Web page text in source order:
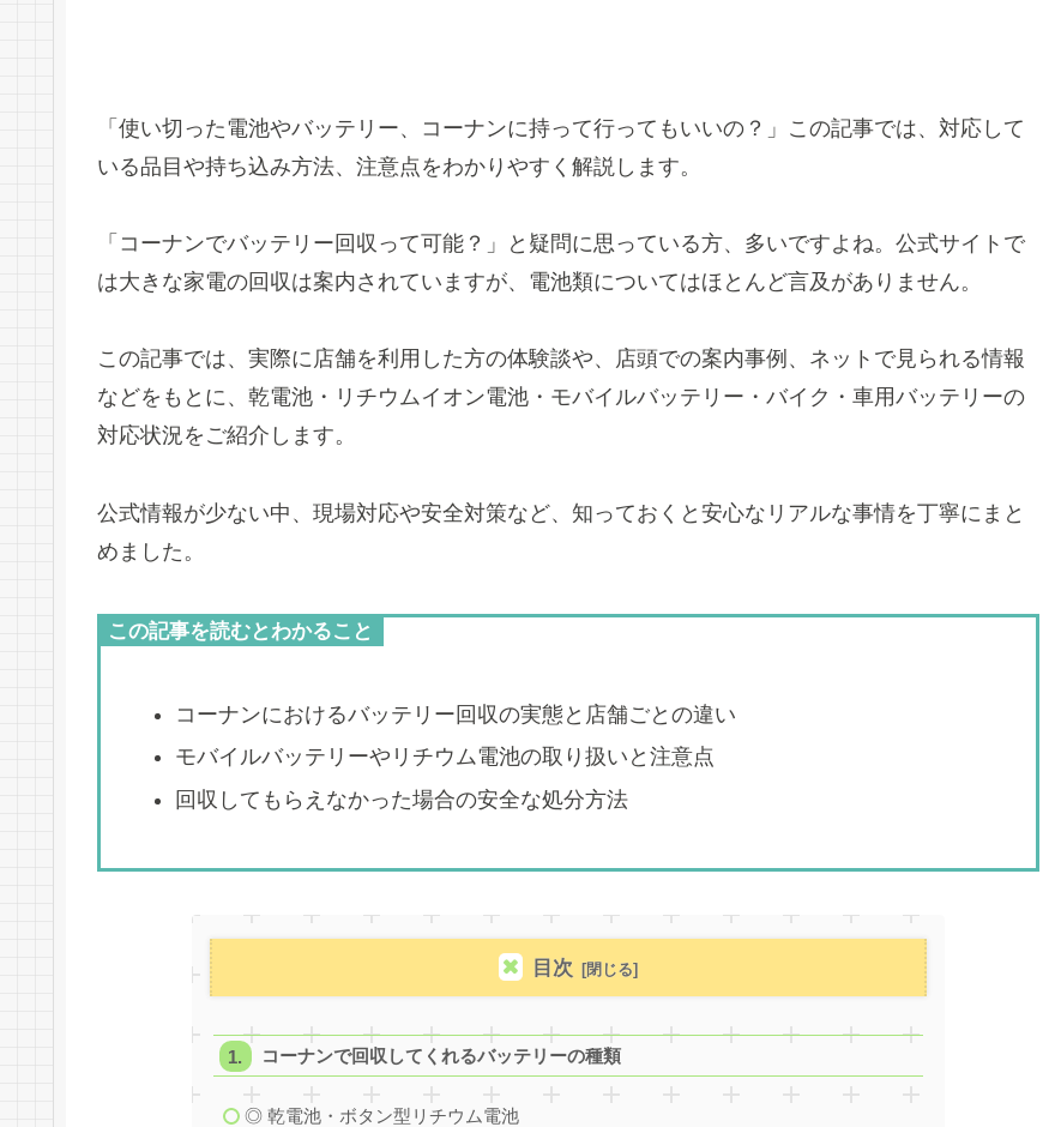
「使い切った電池やバッテリー、コーナンに持って行ってもいいの？」この記事では、対応して
いる品目や持ち込み方法、注意点をわかりやすく解説します。
「コーナンでバッテリー回収って可能？」と疑問に思っている方、多いですよね。公式サイトで
は大きな家電の回収は案内されていますが、電池類についてはほとんど言及がありません。
この記事では、実際に店舗を利用した方の体験談や、店頭での案内事例、ネットで見られる情報
などをもとに、乾電池・リチウムイオン電池・モバイルバッテリー・バイク・車用バッテリーの
対応状況をご紹介します。
公式情報が少ない中、現場対応や安全対策など、知っておくと安心なリアルな事情を丁寧にまと
めました。
この記事を読むとわかること
コーナンにおけるバッテリー回収の実態と店舗ごとの違い
モバイルバッテリーやリチウム電池の取り扱いと注意点
回収してもらえなかった場合の安全な処分方法
目次
コーナンで回収してくれるバッテリーの種類
◎ 乾電池・ボタン型リチウム電池